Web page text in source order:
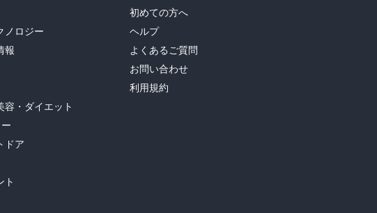
ノロジー
報
容・ダイエット
ドア
ト
初めての方へ
ヘルプ
よくあるご質問
お問い合わせ
利用規約